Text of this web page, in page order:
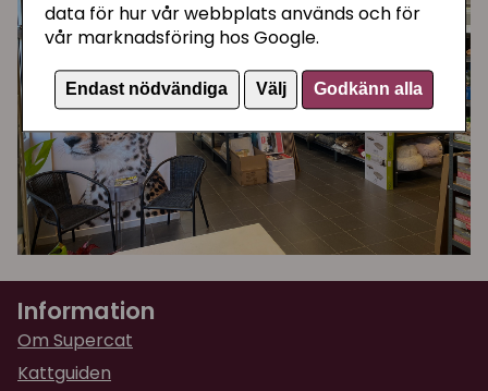
data för hur vår webbplats används och för
vår marknadsföring hos Google.
Endast nödvändiga Välj Godkänn alla
Information
Om Supercat
Kattguiden